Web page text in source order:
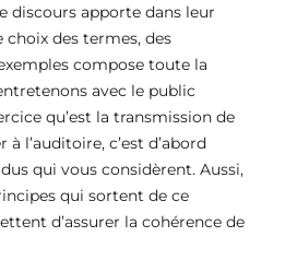
discours apporte dans leur
choix des termes, des
compose toute la
avec le public
qu’est la transmission de
à l’auditoire, c’est d’abord
qui vous considèrent. Aussi,
qui sortent de ce
d’assurer la cohérence de